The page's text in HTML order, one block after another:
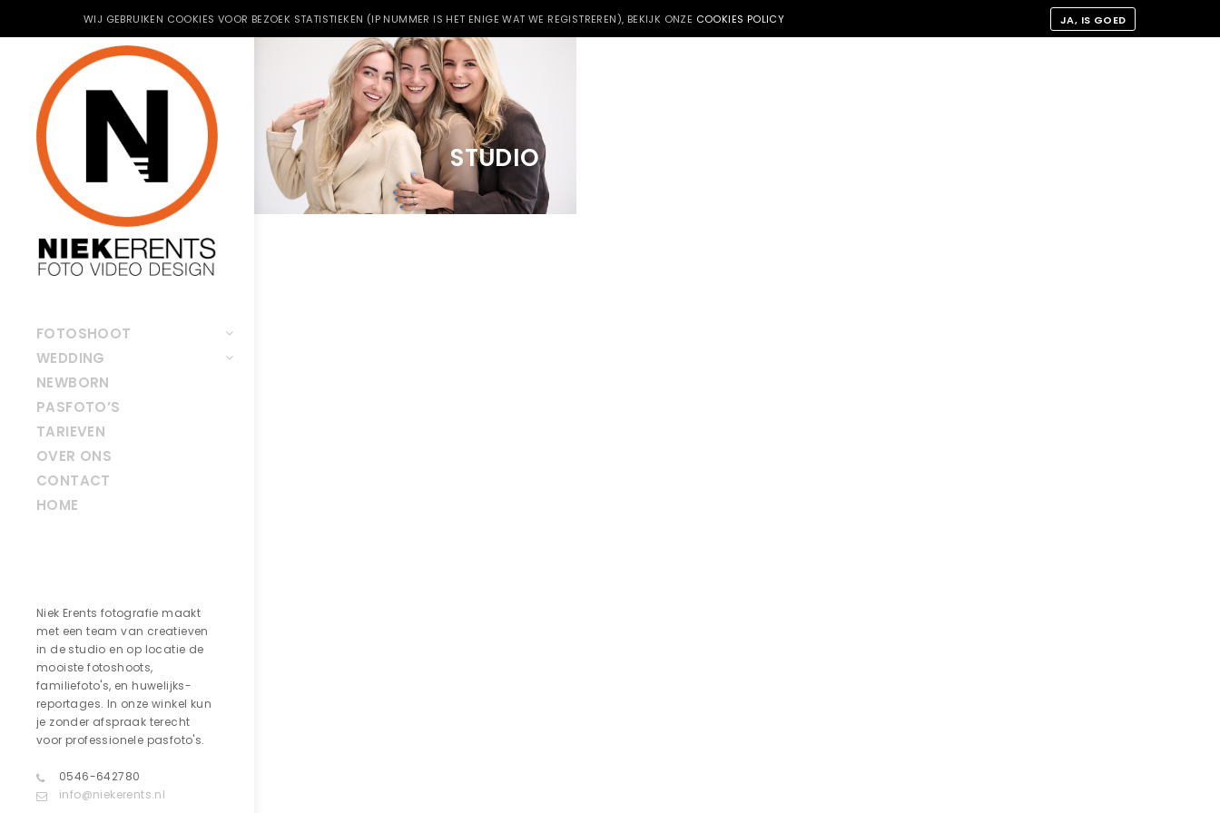
FOTOSHOOT
WEDDING
NEWBORN
PASFOTO’S
TARIEVEN
OVER ONS
CONTACT
HOME
Niek Erents fotografie maakt
met een team van creatieven
in de studio en op locatie de
mooiste fotoshoots,
familiefoto's, en huwelijks-
reportages. In onze winkel kun
je zonder afspraak terecht
voor professionele pasfoto's.
0546-642780
info@niekerents.nl
STUDIO
Facebook
Twitter
Pinterest
Delen
WIJ GEBRUIKEN COOKIES VOOR BEZOEK STATISTIEKEN (IP NUMMER IS HET ENIGE WAT WE REGISTREREN), BEKIJK ONZE COOKIES POLICY JA, IS GOED